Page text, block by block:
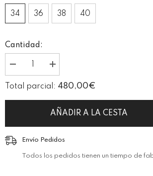
34 36 38 40
Cantidad:
Error:
Missing
interpolation
la
cantidad
de
producto
I18n
Error:
Missing
interpolation
for
la
de
producto
Total parcial: 480,00€
AÑADIR A LA CESTA
Envío Pedidos
Todos los pedidos tienen un tiempo de